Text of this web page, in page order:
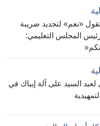
«نعم» لتجديد ضريبة
المجلس التعليمي:
لعبد السيد على آلة إيباك في